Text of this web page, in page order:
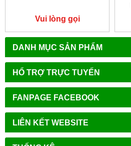
DANH MỤC SẢN PHẨM
HỔ TRỢ TRỰC TUYẾN
FANPAGE FACEBOOK
LIÊN KẾT WEBSITE
Vui lòng gọi